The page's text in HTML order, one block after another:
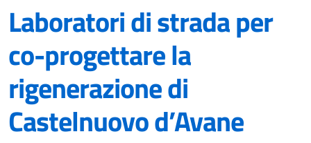
Laboratori di strada per
co-progettare la
rigenerazione di
Castelnuovo d’Avane